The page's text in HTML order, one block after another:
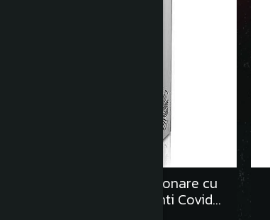
Cismea din inox,actionare cu
pedala,protectie Anti Covid